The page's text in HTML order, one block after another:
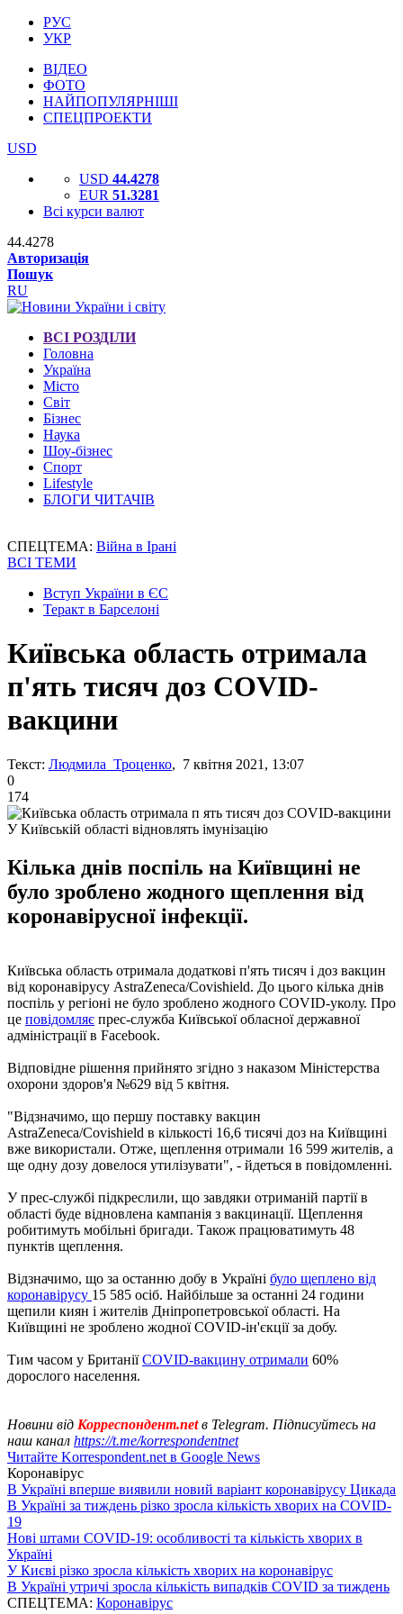
РУС
УКР
ВІДЕО
ФОТО
НАЙПОПУЛЯРНІШІ
СПЕЦПРОЕКТИ
USD
USD 44.4278
EUR 51.3281
Всі курси валют
44.4278
Авторизація
Пошук
RU
ВСІ РОЗДІЛИ
Головна
Україна
Місто
Світ
Бізнес
Наука
Шоу-бізнес
Спорт
Lifestyle
БЛОГИ ЧИТАЧІВ
СПЕЦТЕМА: Війна в Ірані
ВСІ ТЕМИ
Вступ України в ЄС
Теракт в Барселоні
Київська область отримала
п'ять тисяч доз COVID-
вакцини
Текст: Людмила Троценко, 7 квітня 2021, 13:07
0
174
У Київській області відновлять імунізацію
Кілька днів поспіль на Київщині не
було зроблено жодного щеплення від
коронавірусної інфекції.
Київська область отримала додаткові п'ять тисяч і доз вакцин
від коронавірусу AstraZeneca/Covishield. До цього кілька днів
поспіль у регіоні не було зроблено жодного COVID-уколу. Про
це повідомляє прес-служба Київської обласної державної
адміністрації в Facebook.
Відповідне рішення прийнято згідно з наказом Міністерства
охорони здоров'я №629 від 5 квітня.
"Відзначимо, що першу поставку вакцин
AstraZeneca/Covishield в кількості 16,6 тисячі доз на Київщині
вже використали. Отже, щеплення отримали 16 599 жителів, а
ще одну дозу довелося утилізувати", - йдеться в повідомленні.
У прес-службі підкреслили, що завдяки отриманій партії в
області буде відновлена ​​кампанія з вакцинації. Щеплення
робитимуть мобільні бригади. Також працюватимуть 48
пунктів щеплення.
Відзначимо, що за останню добу в Україні було щеплено від
коронавірусу 15 585 осіб. Найбільше за останні 24 години
щепили киян і жителів Дніпропетровської області. На
Київщині не зроблено жодної COVID-ін'єкції за добу.
Тим часом у БританіїCOVID-вакцину отримали 60%
дорослого населення.
Новини від Корреспондент.netв Telegram. Підписуйтесь на
наш канал https://t.me/korrespondentnet
Читайте Korrespondent.net в Google News
Коронавірус
В Україні вперше виявили новий варіант коронавірусу Цикада
В Україні за тиждень різко зросла кількість хворих на COVID-
19
Нові штами COVID-19: особливості та кількість хворих в
Україні
У Києві різко зросла кількість хворих на коронавірус
В Україні утричі зросла кількість випадків COVID за тиждень
СПЕЦТЕМА: Коронавірус